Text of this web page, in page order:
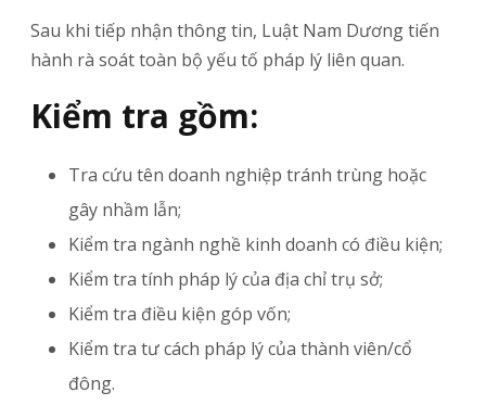
Sau khi tiếp nhận thông tin, Luật Nam Dương tiến
hành rà soát toàn bộ yếu tố pháp lý liên quan.
Kiểm tra gồm:
Tra cứu tên doanh nghiệp tránh trùng hoặc
gây nhầm lẫn;
Kiểm tra ngành nghề kinh doanh có điều kiện;
Kiểm tra tính pháp lý của địa chỉ trụ sở;
Kiểm tra điều kiện góp vốn;
Kiểm tra tư cách pháp lý của thành viên/cổ
đông.